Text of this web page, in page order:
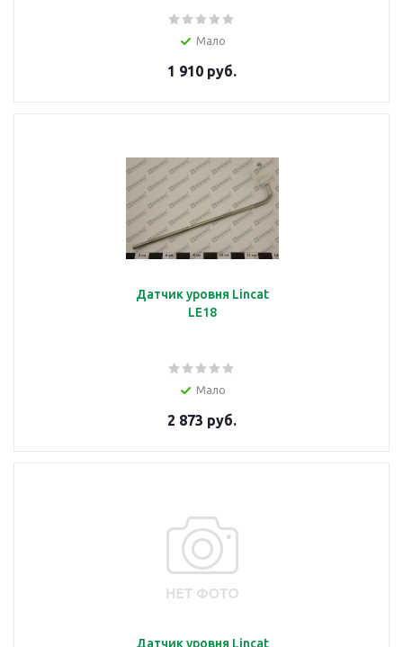
Мало
1 910 руб.
Датчик уровня Lincat
LE18
Мало
2 873 руб.
Датчик уровня Lincat